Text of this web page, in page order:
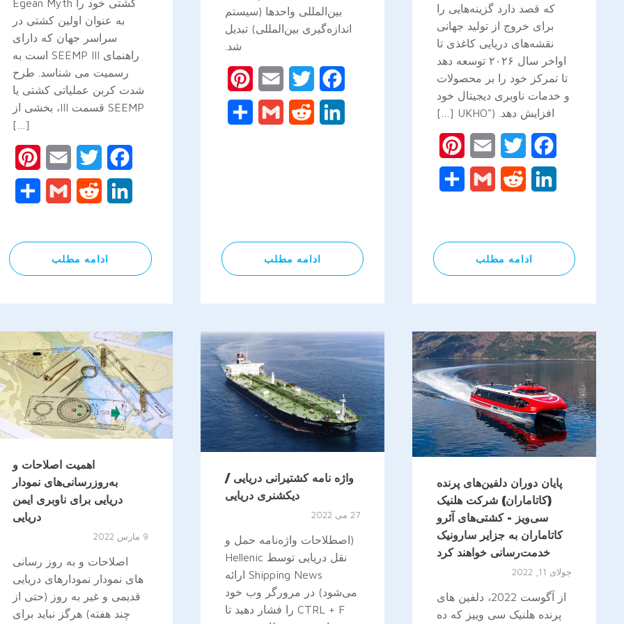
که قصد دارد گزینه‌هایی را
برای خروج از تولید جهانی
نقشه‌های دریایی کاغذی تا
اواخر سال ۲۰۲۶ توسعه دهد
تا تمرکز خود را بر محصولات
و خدمات ناوبری دیجیتال خود
افزایش دهد. ("UKHO […]
Facebook
Twitter
Email
LinkedIn
Reddit
Gmail
ادامه مطلب
بین‌المللی واحدها (سیستم
اندازه‌گیری بین‌المللی) تبدیل
شد.
Facebook
Twitter
Email
LinkedIn
Reddit
Gmail
ادامه مطلب
کشتی خود را Egean Myth
به عنوان اولین کشتی در
سراسر جهان که دارای
راهنمای SEEMP III است به
رسمیت می شناسد. طرح
شدت کربن عملیاتی کشتی یا
SEEMP قسمت III، بخشی از
[…]
Facebook
Twitter
Email
LinkedIn
Reddit
Gmail
ادامه مطلب
پایان دوران دلفین‌های پرنده
(کاتاماران) شرکت هلنیک
سی‌ویز - کشتی‌های آئرو
کاتاماران به جزایر سارونیک
خدمت‌رسانی خواهند کرد
جولای 11, 2022
از آگوست 2022، دلفین های
پرنده هلنیک سی وییز که ده
واژه نامه کشتیرانی دریایی /
دیکشنری دریایی
27 می 2022
(اصطلاحات واژه‌نامه حمل و
نقل دریایی توسط Hellenic
Shipping News ارائه
می‌شود) در مرورگر وب خود
CTRL + F را فشار دهید تا
اهمیت اصلاحات و
به‌روزرسانی‌های نمودار
دریایی برای ناوبری ایمن
دریایی
9 مارس 2022
اصلاحات و به روز رسانی
های نمودار نمودارهای دریایی
قدیمی و غیر به روز (حتی از
چند هفته) هرگز نباید برای